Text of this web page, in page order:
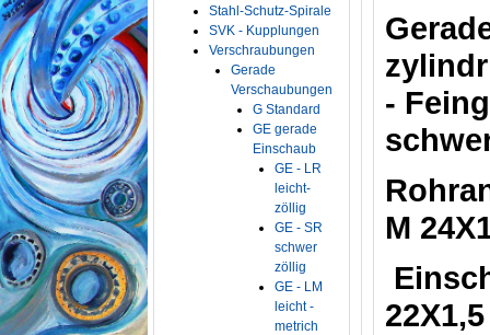
Stahl-Schutz-Spirale
SVK - Kupplungen
Verschraubungen
Gerade
Verschaubungen
G Standard
GE gerade
Einschaub
GE - LR
leicht-
zöllig
GE - SR
schwer
zöllig
GE - LM
leicht -
metrich
-
M
22X1,5